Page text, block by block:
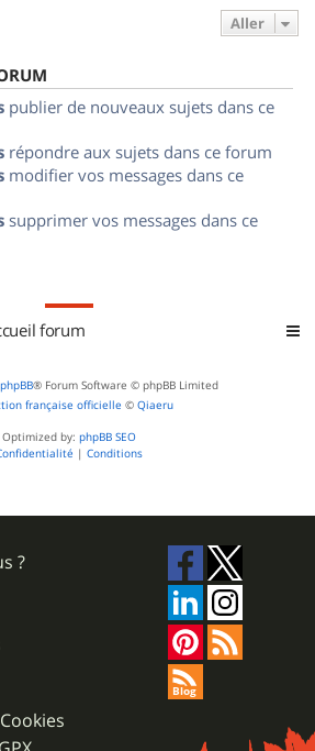
Aller
publier de nouveaux sujets dans ce
répondre aux sujets dans ce forum
modifier vos messages dans ce
supprimer vos messages dans ce
forum
phpBB® Forum Software © phpBB Limited
française officielle © Qiaeru
Optimized by: phpBB SEO
| Conditions
?